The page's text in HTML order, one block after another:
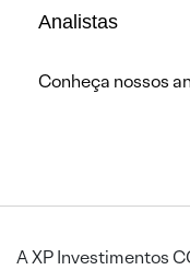
Analistas
Conheça nossos
A XP Investimentos